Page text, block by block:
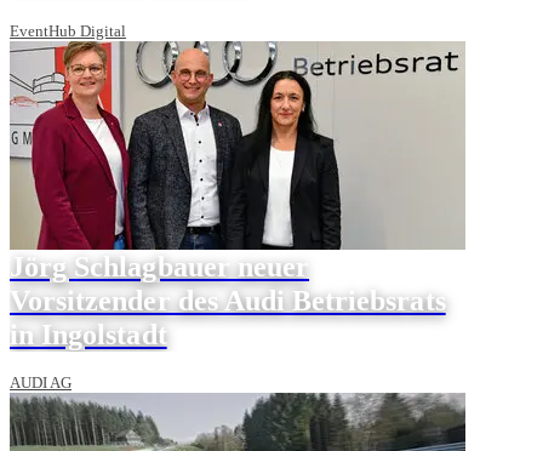
EventHub Digital
Jörg Schlagbauer neuer
Vorsitzender des Audi Betriebsrats
in Ingolstadt
AUDI AG